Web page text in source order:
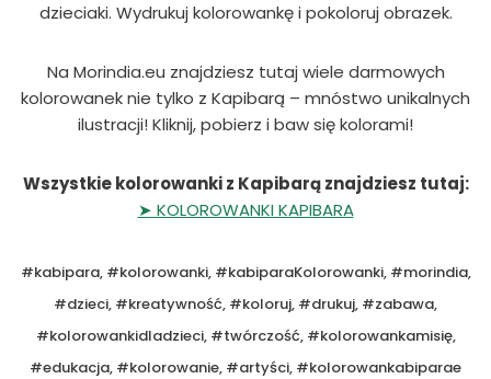
dzieciaki. Wydrukuj kolorowankę i pokoloruj obrazek.
Na Morindia.eu znajdziesz tutaj wiele darmowych
kolorowanek nie tylko z Kapibarą – mnóstwo unikalnych
ilustracji! Kliknij, pobierz i baw się kolorami!
Wszystkie kolorowanki z Kapibarą znajdziesz tutaj:
➤ KOLOROWANKI KAPIBARA
#kabipara, #kolorowanki, #kabiparaKolorowanki, #morindia,
#dzieci, #kreatywność, #koloruj, #drukuj, #zabawa,
#kolorowankidladzieci, #twórczość, #kolorowankamisię,
#edukacja, #kolorowanie, #artyści, #kolorowankabiparae